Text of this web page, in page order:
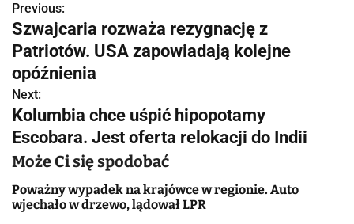
N
a
w
i
g
a
c
Previous:
Szwajcaria rozważa rezygnację z
Patriotów. USA zapowiadają kolejne
opóźnienia
Next:
Kolumbia chce uśpić hipopotamy
Escobara. Jest oferta relokacji do Indii
Może Ci się spodobać
Poważny wypadek na krajówce w regionie. Auto
wjechało w drzewo, lądował LPR